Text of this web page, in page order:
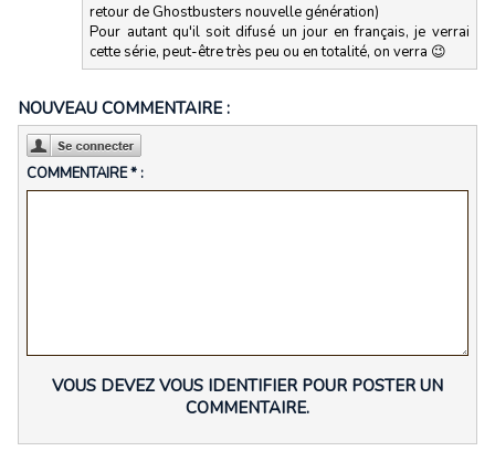
retour de Ghostbusters nouvelle génération)
Pour autant qu'il soit difusé un jour en français, je verrai
cette série, peut-être très peu ou en totalité, on verra 😉
NOUVEAU COMMENTAIRE :
COMMENTAIRE * :
VOUS DEVEZ VOUS IDENTIFIER POUR POSTER UN
COMMENTAIRE.